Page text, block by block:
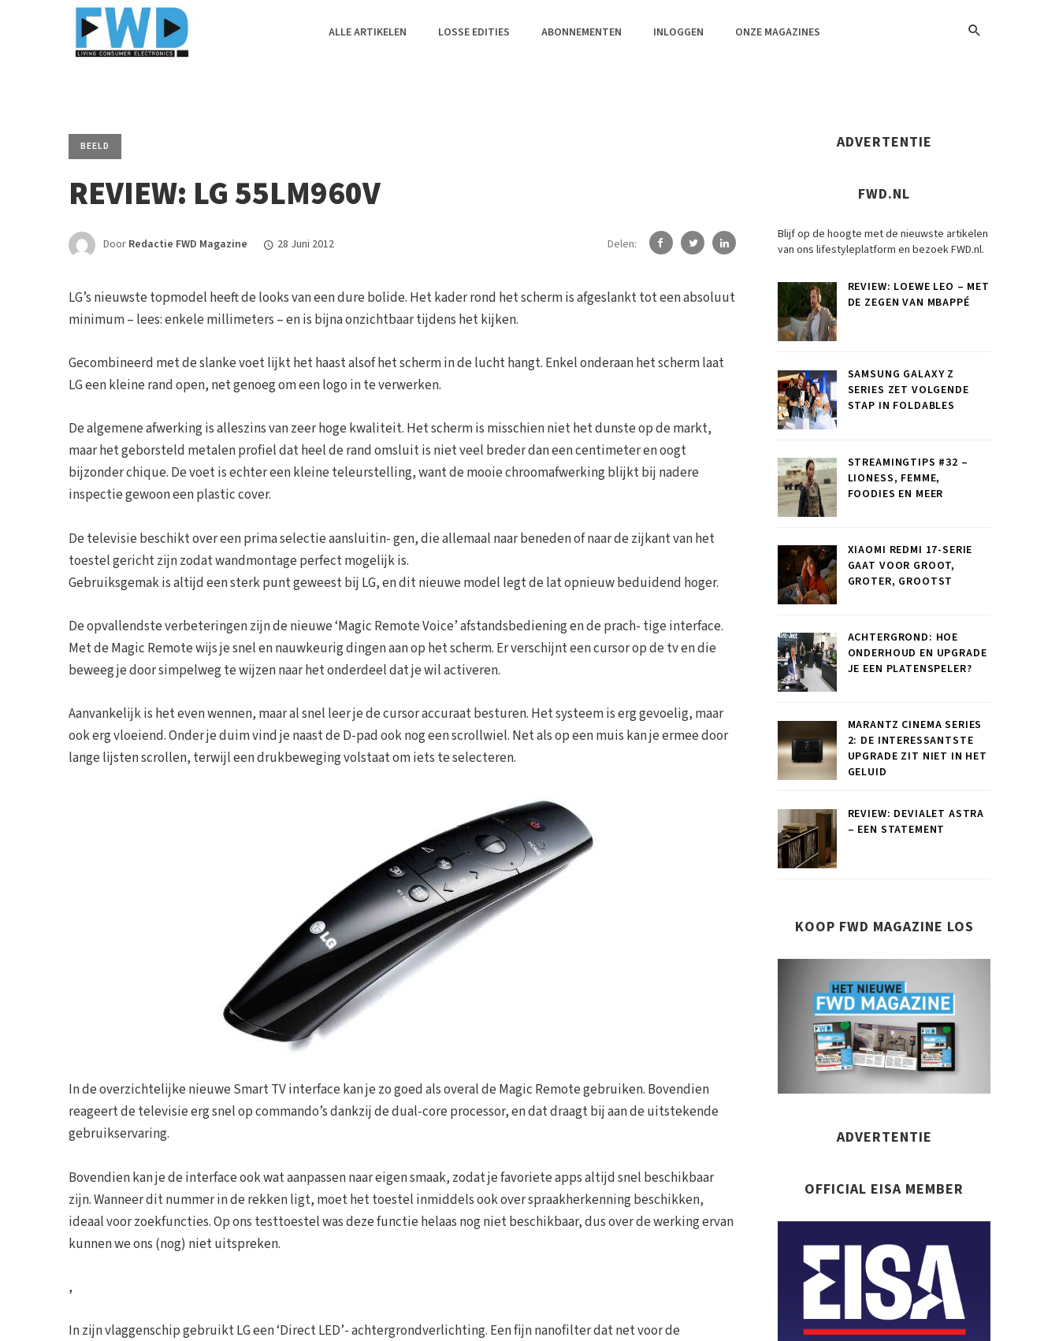
ALLE ARTIKELEN LOSSE EDITIES ABONNEMENTEN INLOGGEN ONZE MAGAZINES
BEELD
REVIEW: LG 55LM960V
Door Redactie FWD Magazine 28 Juni 2012 Delen:
LG’s nieuwste topmodel heeft de looks van een dure bolide. Het kader rond het scherm is afgeslankt tot een absoluut
minimum – lees: enkele millimeters – en is bijna onzichtbaar tijdens het kijken.
Gecombineerd met de slanke voet lijkt het haast alsof het scherm in de lucht hangt. Enkel onderaan het scherm laat
LG een kleine rand open, net genoeg om een logo in te verwerken.
De algemene afwerking is alleszins van zeer hoge kwaliteit. Het scherm is misschien niet het dunste op de markt,
maar het geborsteld metalen profiel dat heel de rand omsluit is niet veel breder dan een centimeter en oogt
bijzonder chique. De voet is echter een kleine teleurstelling, want de mooie chroomafwerking blijkt bij nadere
inspectie gewoon een plastic cover.
De televisie beschikt over een prima selectie aansluitin- gen, die allemaal naar beneden of naar de zijkant van het
toestel gericht zijn zodat wandmontage perfect mogelijk is.
Gebruiksgemak is altijd een sterk punt geweest bij LG, en dit nieuwe model legt de lat opnieuw beduidend hoger.
De opvallendste verbeteringen zijn de nieuwe ‘Magic Remote Voice’ afstandsbediening en de prach- tige interface.
Met de Magic Remote wijs je snel en nauwkeurig dingen aan op het scherm. Er verschijnt een cursor op de tv en die
beweeg je door simpelweg te wijzen naar het onderdeel dat je wil activeren.
Aanvankelijk is het even wennen, maar al snel leer je de cursor accuraat besturen. Het systeem is erg gevoelig, maar
ook erg vloeiend. Onder je duim vind je naast de D-pad ook nog een scrollwiel. Net als op een muis kan je ermee door
lange lijsten scrollen, terwijl een drukbeweging volstaat om iets te selecteren.
In de overzichtelijke nieuwe Smart TV interface kan je zo goed als overal de Magic Remote gebruiken. Bovendien
reageert de televisie erg snel op commando’s dankzij de dual-core processor, en dat draagt bij aan de uitstekende
gebruikservaring.
Bovendien kan je de interface ook wat aanpassen naar eigen smaak, zodat je favoriete apps altijd snel beschikbaar
zijn. Wanneer dit nummer in de rekken ligt, moet het toestel inmiddels ook over spraakherkenning beschikken,
ideaal voor zoekfuncties. Op ons testtoestel was deze functie helaas nog niet beschikbaar, dus over de werking ervan
kunnen we ons (nog) niet uitspreken.
,
In zijn vlaggenschip gebruikt LG een ‘Direct LED’- achtergrondverlichting. Een fijn nanofilter dat net voor de
ADVERTENTIE
FWD.NL
Blijf op de hoogte met de nieuwste artikelen
van ons lifestyleplatform en bezoek FWD.nl.
REVIEW: LOEWE LEO – MET
DE ZEGEN VAN MBAPPÉ
SAMSUNG GALAXY Z
SERIES ZET VOLGENDE
STAP IN FOLDABLES
STREAMINGTIPS #32 –
LIONESS, FEMME,
FOODIES EN MEER
XIAOMI REDMI 17-SERIE
GAAT VOOR GROOT,
GROTER, GROOTST
ACHTERGROND: HOE
ONDERHOUD EN UPGRADE
JE EEN PLATENSPELER?
MARANTZ CINEMA SERIES
2: DE INTERESSANTSTE
UPGRADE ZIT NIET IN HET
GELUID
REVIEW: DEVIALET ASTRA
– EEN STATEMENT
KOOP FWD MAGAZINE LOS
ADVERTENTIE
OFFICIAL EISA MEMBER